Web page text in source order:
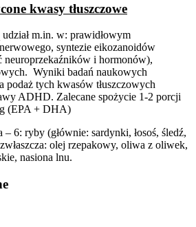
kwasy tłuszczowe
m.in. w: prawidłowym
syntezie eikozanoidów
neuroprzekaźników i hormonów),
Wyniki badań naukowych
podaż tych kwasów tłuszczowych
ADHD. Zalecane spożycie 1-2 porcji
(EPA + DHA)
– 6: ryby (głównie: sardynki, łosoś, śledź,
olej rzepakowy, oliwa z oliwek,
nasiona lnu.